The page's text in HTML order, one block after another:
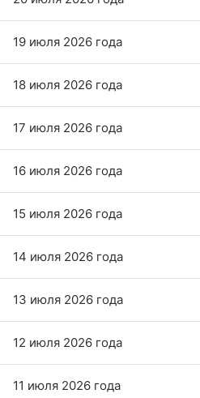
19 июля 2026 года
18 июля 2026 года
17 июля 2026 года
16 июля 2026 года
15 июля 2026 года
14 июля 2026 года
13 июля 2026 года
12 июля 2026 года
11 июля 2026 года